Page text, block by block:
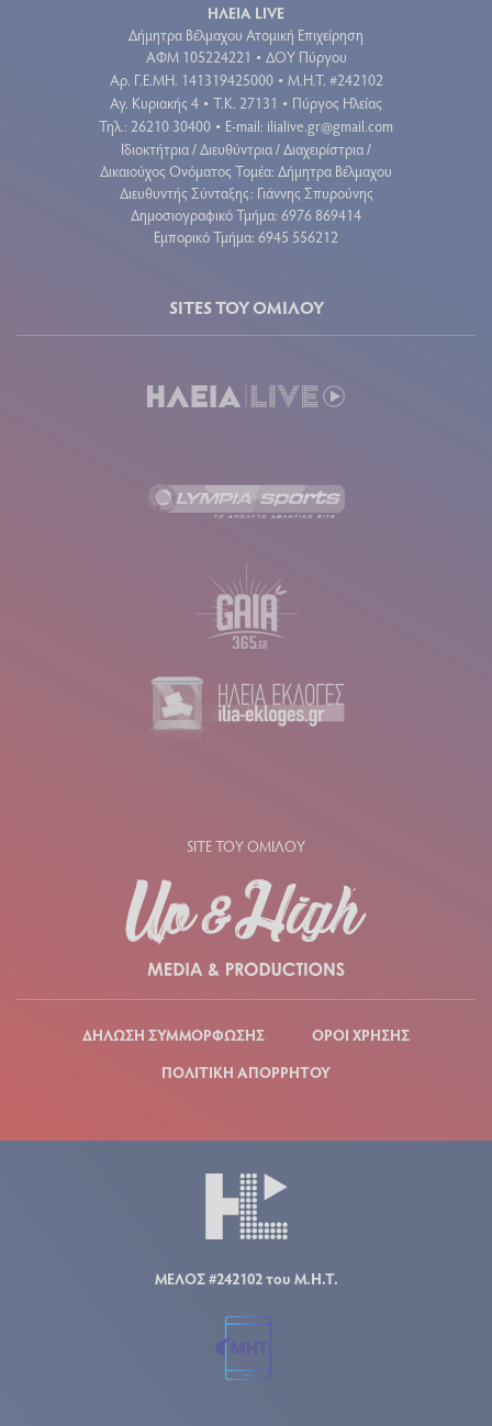
ΗΛΕΙΑ LIVE
Δήμητρα Βέλμαχου Ατομική Επιχείρηση
ΑΦΜ 105224221 • ΔΟΥ Πύργου
Aρ. Γ.Ε.ΜΗ. 141319425000 • Μ.Η.Τ. #242102
Αγ. Κυριακής 4 • Τ.Κ. 27131 • Πύργος Ηλείας
Τηλ.: 26210 30400 • E-mail: ilialive.gr@gmail.com
Ιδιοκτήτρια / Διευθύντρια / Διαχειρίστρια /
Δικαιούχος Ονόματος Τομέα: Δήμητρα Βέλμαχου
Διευθυντής Σύνταξης: Γιάννης Σπυρούνης
Δημοσιογραφικό Τμήμα: 6976 869414
Εμπορικό Τμήμα: 6945 556212
SITES ΤΟΥ ΟΜΙΛΟΥ
SITE ΤΟΥ ΟΜΙΛΟΥ
ΔΗΛΩΣΗ ΣΥΜΜΟΡΦΩΣΗΣ
ΟΡΟΙ ΧΡΗΣΗΣ
ΠΟΛΙΤΙΚΗ ΑΠΟΡΡΗΤΟΥ
ΜΕΛΟΣ #242102 του Μ.Η.Τ.